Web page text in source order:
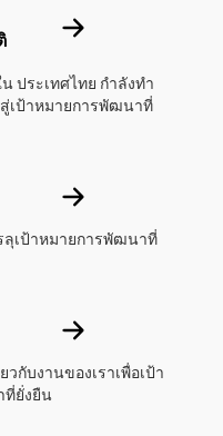
เกี่ยวกับสหประชาชาติ
ประเทศไทย กำลังทำ
สู่เป้าหมายการพัฒนาที่
ลงมือทำ
ลุเป้าหมายการพัฒนาที่
ข้อมูล
วกับงานของเราเพื่อเป้า
ยั่งยืน